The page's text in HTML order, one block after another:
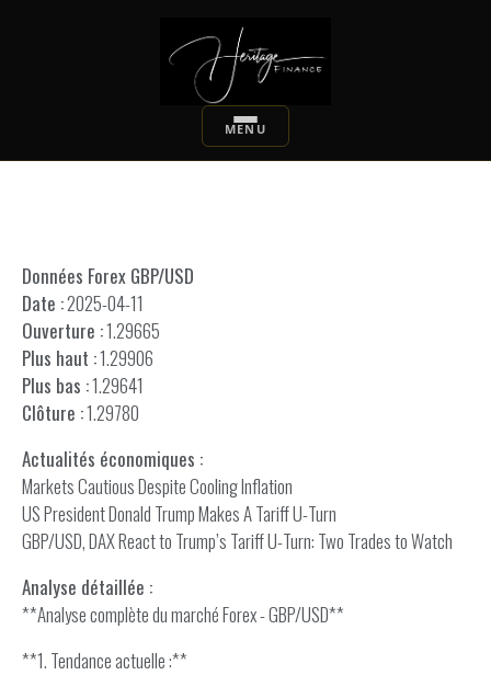
Données Forex GBP/USD
Date :2025-04-11
Ouverture :1.29665
Plus haut :1.29906
Plus bas :1.29641
Clôture :1.29780
Actualités économiques :
Markets Cautious Despite Cooling Inflation
US President Donald Trump Makes A Tariff U-Turn
GBP/USD, DAX React to Trump’s Tariff U-Turn: Two Trades to Watch
Analyse détaillée :
**Analyse complète du marché Forex - GBP/USD**
**1. Tendance actuelle :**